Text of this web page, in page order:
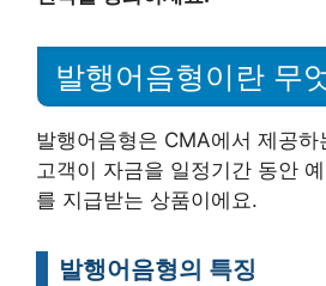
발행어음형이란 무
발행어음형은 CMA에서 제공하
고객이 자금을 일정기간 동안
를 지급받는 상품이에요.
발행어음형의 특징